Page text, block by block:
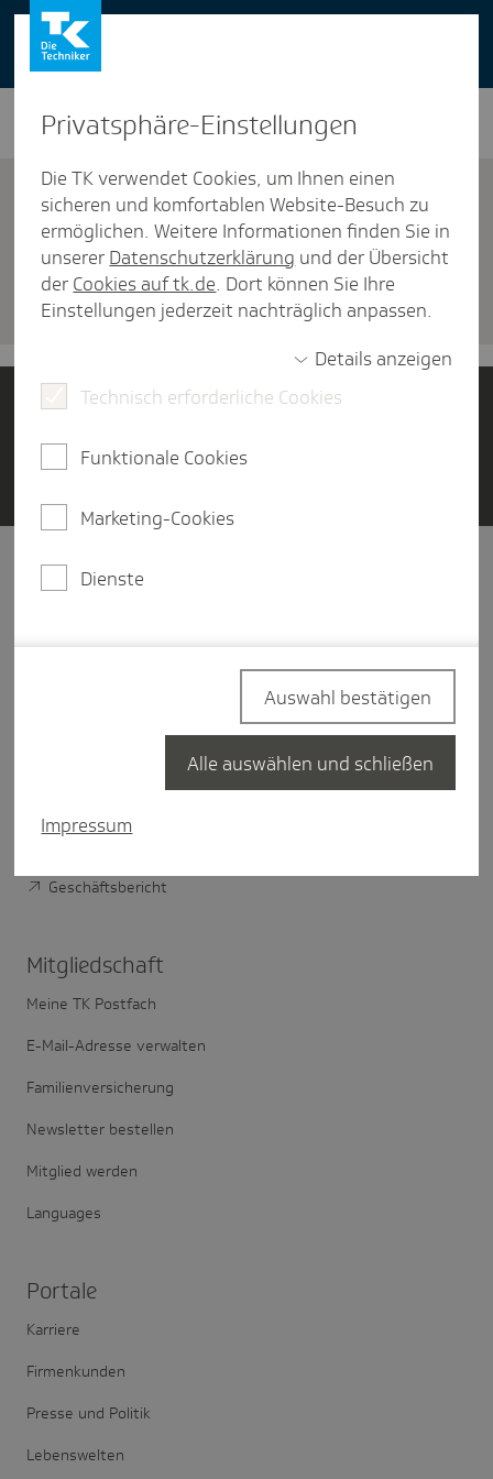
You can also use our website in English -
change to English version
Termin verein­baren
Versicherung
Jetzt Mitglied werden
Unter­nehmen
Geschäftsbericht
Mitglied­schaft
Meine TK Postfach
E-Mail-Adresse verwalten
Familienversicherung
Newsletter bestellen
Mitglied werden
Languages
Portale
Karriere
Firmenkunden
Presse und Politik
Lebenswelten
Privat­sphäre-Einstel­lungen
Die TK verwendet Cookies, um Ihnen einen
sicheren und komfortablen Website-Besuch zu
ermöglichen. Weitere Informationen finden Sie in
unserer Datenschutzerklärung und der Übersicht
der Cookies auf tk.de. Dort können Sie Ihre
Einstellungen jederzeit nachträglich anpassen.
Details anzeigen
Technisch erforderliche Cookies
Funktionale Cookies
Marketing-Cookies
Dienste
Impressum
Auswahl bestätigen
Alle auswählen und schließen